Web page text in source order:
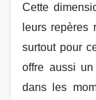
Cette
leurs repères
surtout pour
offre aussi
dans les